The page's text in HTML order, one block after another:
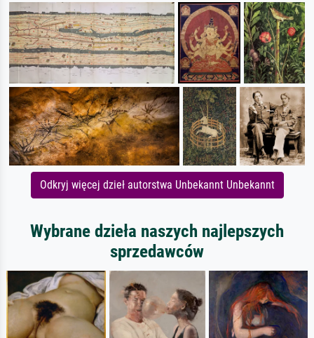
Odkryj więcej dzieł autorstwa Unbekannt Unbekannt
Wybrane dzieła naszych najlepszych
sprzedawców